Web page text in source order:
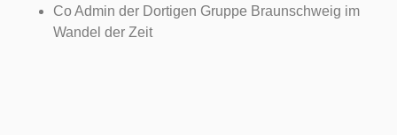
Co Admin der Dortigen Gruppe Braunschweig im
Wandel der Zeit